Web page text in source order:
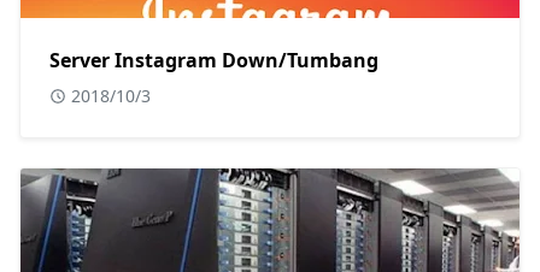
Server Instagram Down/Tumbang
2018/10/3